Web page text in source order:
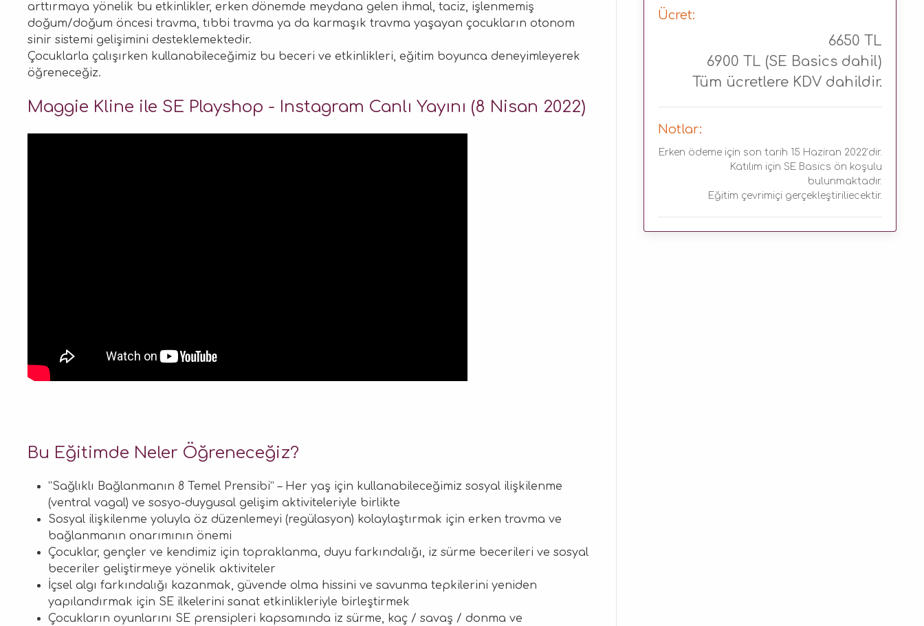
Ücret:
6650 TL
6900 TL (SE Basics dahil)
Tüm ücretlere KDV dahildir.
Notlar:
Erken ödeme için son tarih 15 Haziran 2022’dir.
Katılım için SE Basics ön koşulu
bulunmaktadır.
Eğitim çevrimiçi gerçekleştiriliecektir.
arttırmaya yönelik bu etkinlikler, erken dönemde meydana gelen ihmal, taciz, işlenmemiş
doğum/doğum öncesi travma, tıbbi travma ya da karmaşık travma yaşayan çocukların otonom
sinir sistemi gelişimini desteklemektedir.
Çocuklarla çalışırken kullanabileceğimiz bu beceri ve etkinlikleri, eğitim boyunca deneyimleyerek
öğreneceğiz.
Maggie Kline ile SE Playshop - Instagram Canlı Yayını (8 Nisan 2022)
Bu Eğitimde Neler Öğreneceğiz?
“Sağlıklı Bağlanmanın 8 Temel Prensibi” – Her yaş için kullanabileceğimiz sosyal ilişkilenme
(ventral vagal) ve sosyo-duygusal gelişim aktiviteleriyle birlikte
Sosyal ilişkilenme yoluyla öz düzenlemeyi (regülasyon) kolaylaştırmak için erken travma ve
bağlanmanın onarımının önemi
Çocuklar, gençler ve kendimiz için topraklanma, duyu farkındalığı, iz sürme becerileri ve sosyal
beceriler geliştirmeye yönelik aktiviteler
İçsel algı farkındalığı kazanmak, güvende olma hissini ve savunma tepkilerini yeniden
yapılandırmak için SE ilkelerini sanat etkinlikleriyle birleştirmek
Çocukların oyunlarını SE prensipleri kapsamında iz sürme, kaç / savaş / donma ve